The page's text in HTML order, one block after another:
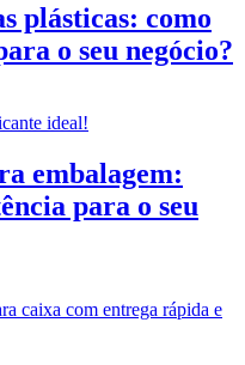
plásticas: como
o seu negócio?
embalagem:
para o seu